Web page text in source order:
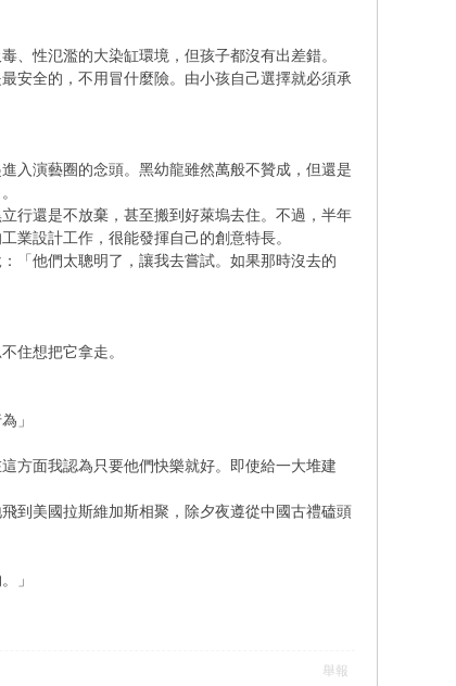
、性氾濫的大染缸環境，但孩子都沒有出差錯。
安全的，不用冒什麼險。由小孩自己選擇就必須承
入演藝圈的念頭。黑幼龍雖然萬般不贊成，但還是
行還是不放棄，甚至搬到好萊塢去住。不過，半年
業設計工作，很能發揮自己的創意特長。
「他們太聰明了，讓我去嘗試。如果那時沒去的
住想把它拿走。
」
方面我認為只要他們快樂就好。即使給一大堆建
到美國拉斯維加斯相聚，除夕夜遵從中國古禮磕頭
」
舉報